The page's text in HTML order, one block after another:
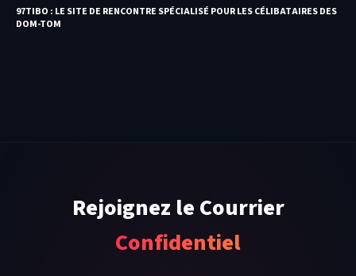
97TIBO : LE SITE DE RENCONTRE SPÉCIALISÉ POUR LES CÉLIBATAIRES DES
DOM-TOM
Rejoignez le Courrier
Confidentiel